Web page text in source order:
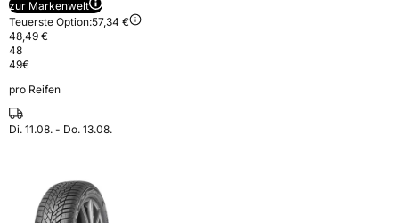
zur Markenwelt
Teuerste Option:57,34 €
48,49 €
48
49€
pro Reifen
Di. 11.08. - Do. 13.08.